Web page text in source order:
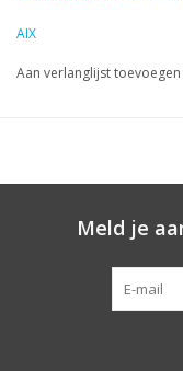
AIX
Aan verlanglijst toevoegen
Meld je